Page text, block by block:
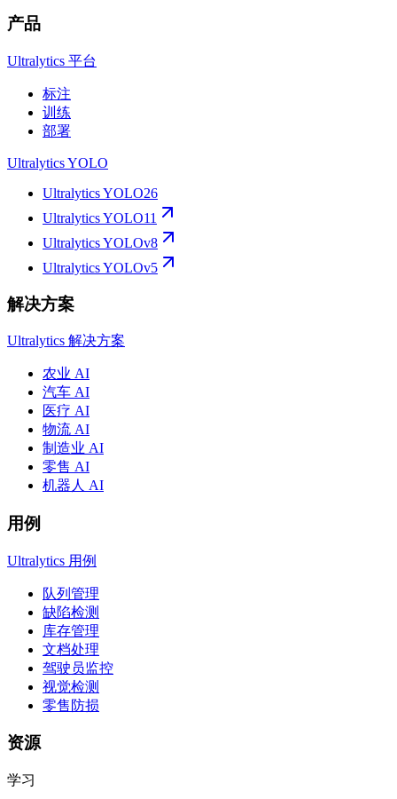
产品
Ultralytics 平台
标注
训练
部署
Ultralytics YOLO
Ultralytics YOLO26
Ultralytics YOLO11
Ultralytics YOLOv8
Ultralytics YOLOv5
解决方案
Ultralytics 解决方案
农业 AI
汽车 AI
医疗 AI
物流 AI
制造业 AI
零售 AI
机器人 AI
用例
Ultralytics 用例
队列管理
缺陷检测
库存管理
文档处理
驾驶员监控
视觉检测
零售防损
资源
学习